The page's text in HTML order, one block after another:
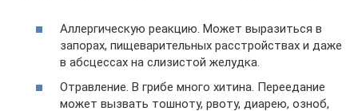
Аллергическую реакцию. Может выразиться в
запорах, пищеварительных расстройствах и даже
в абсцессах на слизистой желудка.
Отравление. В грибе много хитина. Переедание
может вызвать тошноту, рвоту, диарею, озноб,